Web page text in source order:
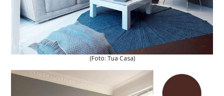
(Foto: Tua Casa)